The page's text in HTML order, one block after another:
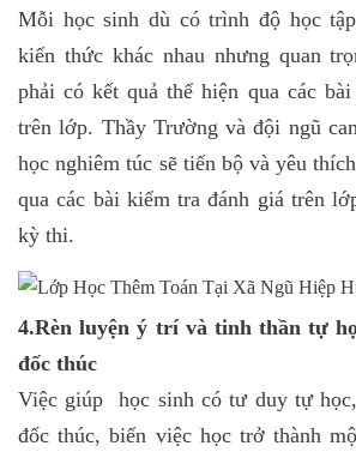
Mỗi học sinh dù có trình độ học
kiến thức khác nhau nhưng quan
phải có kết quả thể hiện qua các
trên lớp. Thầy Trường và đội ngũ
học nghiêm túc sẽ tiến bộ và yêu
qua các bài kiểm tra đánh giá trên
kỳ thi.
4.Rèn luyện ý trí và tinh thần tự
đốc thúc
Việc giúp học sinh có tư duy tự
đốc thúc, biến việc học trở thành